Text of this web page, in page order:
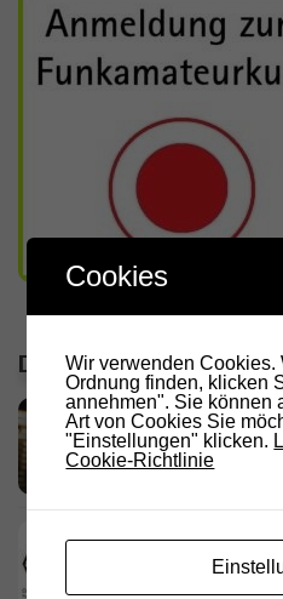
DIE LETZTEN
RADIO DARC –
Funkamateure
2. AUGUST 2026
Deutschland
2. AUGUST 2026
Cookies
Wir verwenden Cookies.
Ordnung finden, klicken
annehmen". Sie können
Art von Cookies Sie
"Einstellungen" klicken.
Cookie-Richtlinie